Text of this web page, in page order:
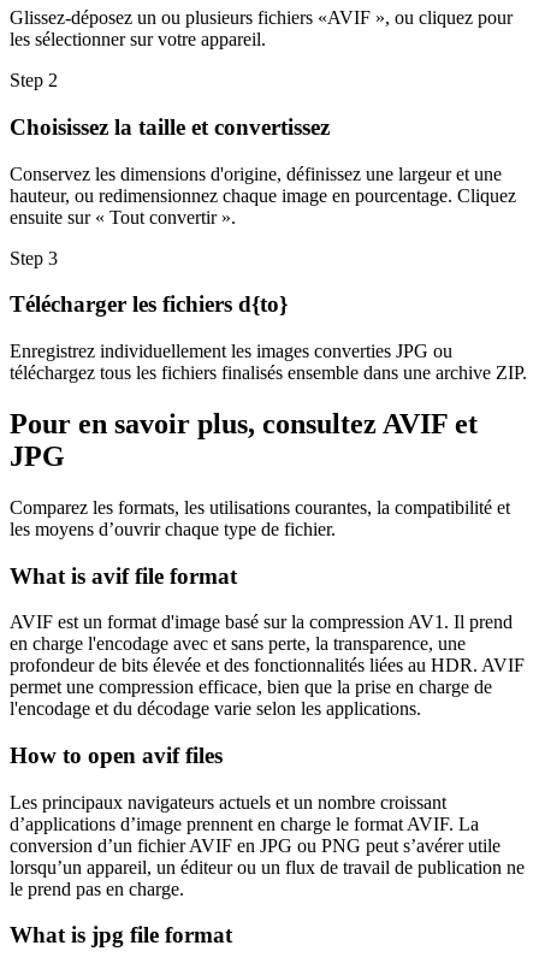
Glissez-déposez un ou plusieurs fichiers «AVIF », ou cliquez pour
les sélectionner sur votre appareil.
Step 2
Choisissez la taille et convertissez
Conservez les dimensions d'origine, définissez une largeur et une
hauteur, ou redimensionnez chaque image en pourcentage. Cliquez
ensuite sur « Tout convertir ».
Step 3
Télécharger les fichiers d{to}
Enregistrez individuellement les images converties JPG ou
téléchargez tous les fichiers finalisés ensemble dans une archive ZIP.
Pour en savoir plus, consultez AVIF et
JPG
Comparez les formats, les utilisations courantes, la compatibilité et
les moyens d’ouvrir chaque type de fichier.
What is avif file format
AVIF est un format d'image basé sur la compression AV1. Il prend
en charge l'encodage avec et sans perte, la transparence, une
profondeur de bits élevée et des fonctionnalités liées au HDR. AVIF
permet une compression efficace, bien que la prise en charge de
l'encodage et du décodage varie selon les applications.
How to open avif files
Les principaux navigateurs actuels et un nombre croissant
d’applications d’image prennent en charge le format AVIF. La
conversion d’un fichier AVIF en JPG ou PNG peut s’avérer utile
lorsqu’un appareil, un éditeur ou un flux de travail de publication ne
le prend pas en charge.
What is jpg file format